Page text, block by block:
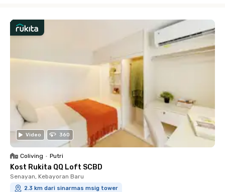
Video 360
Coliving • Putri
Kost Rukita QQ Loft SCBD
Senayan, Kebayoran Baru
2.3 km dari sinarmas msig tower